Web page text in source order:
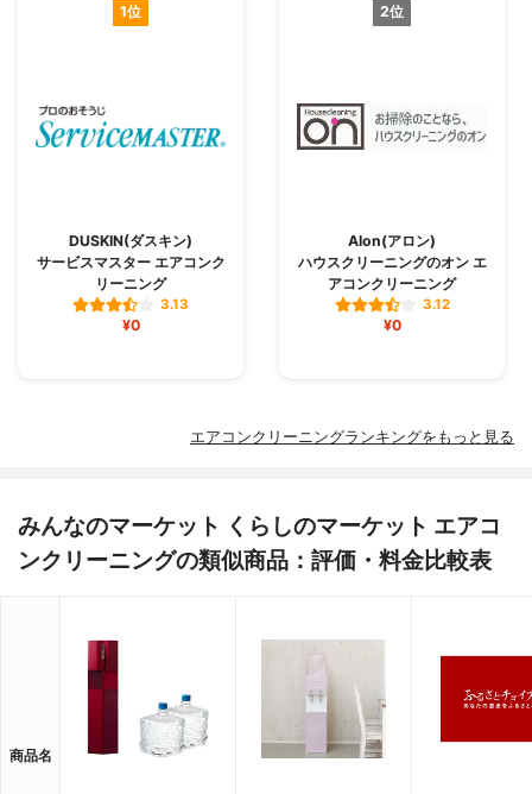
1位
DUSKIN(ダスキン)
サービスマスター エアコンク
リーニング
3.13
¥0
2位
Alon(アロン)
ハウスクリーニングのオン エ
アコンクリーニング
3.12
¥0
エアコンクリーニングランキングをもっと見る
みんなのマーケット くらしのマーケット エアコ
ンクリーニングの類似商品：評価・料金比較表
商品名